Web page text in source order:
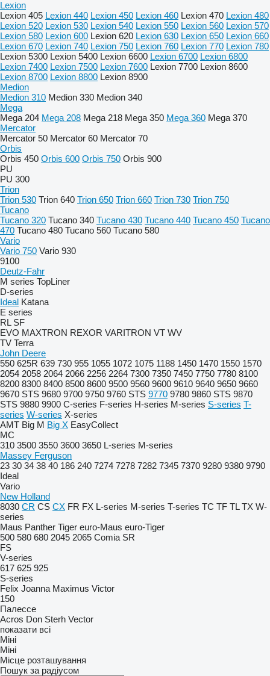
Lexion
Lexion 405 Lexion 440 Lexion 450 Lexion 460 Lexion 470 Lexion 480
Lexion 520 Lexion 530 Lexion 540 Lexion 550 Lexion 560 Lexion 570
Lexion 580 Lexion 600 Lexion 620 Lexion 630 Lexion 650 Lexion 660
Lexion 670 Lexion 740 Lexion 750 Lexion 760 Lexion 770 Lexion 780
Lexion 5300 Lexion 5400 Lexion 6600 Lexion 6700 Lexion 6800
Lexion 7400 Lexion 7500 Lexion 7600 Lexion 7700 Lexion 8600
Lexion 8700 Lexion 8800 Lexion 8900
Medion
Medion 310 Medion 330 Medion 340
Mega
Mega 204 Mega 208 Mega 218 Mega 350 Mega 360 Mega 370
Mercator
Mercator 50 Mercator 60 Mercator 70
Orbis
Orbis 450 Orbis 600 Orbis 750 Orbis 900
PU
PU 300
Trion
Trion 530 Trion 640 Trion 650 Trion 660 Trion 730 Trion 750
Tucano
Tucano 320 Tucano 340 Tucano 430 Tucano 440 Tucano 450 Tucano
470 Tucano 480 Tucano 560 Tucano 580
Vario
Vario 750 Vario 930
9100
Deutz-Fahr
M series TopLiner
D-series
Ideal Katana
E series
RL SF
EVO MAXTRON REXOR VARITRON VT WV
TV Terra
John Deere
550 625R 639 730 955 1055 1072 1075 1188 1450 1470 1550 1570
2054 2058 2064 2066 2256 2264 7300 7350 7450 7750 7780 8100
8200 8300 8400 8500 8600 9500 9560 9600 9610 9640 9650 9660
9670 STS 9680 9700 9750 9760 STS 9770 9780 9860 STS 9870
STS 9880 9900 C-series F-series H-series M-series S-series T-
series W-series X-series
AMT Big M Big X EasyCollect
MC
310 3500 3550 3600 3650 L-series M-series
Massey Ferguson
23 30 34 38 40 186 240 7274 7278 7282 7345 7370 9280 9380 9790
Ideal
Vario
New Holland
8030 CR CS CX FR FX L-series M-series T-series TC TF TL TX W-
series
Maus Panther Tiger euro-Maus euro-Tiger
500 580 680 2045 2065 Comia SR
FS
V-series
617 625 925
S-series
Felix Joanna Maximus Victor
150
Палессе
Acros Don Sterh Vector
показати всі
Міні
Міні
Місце розташування
Пошук за радіусом